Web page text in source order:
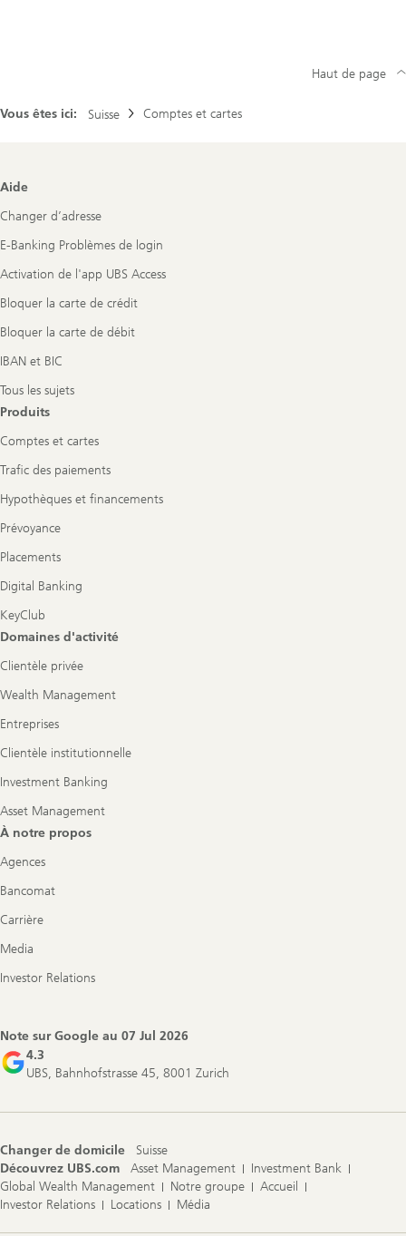
Vous êtes ici: Suisse Comptes et cartes
Haut de page
Footer
Aide
Changer d’adresse
E-Banking Problèmes de login
Activation de l'app UBS Access
Bloquer la carte de crédit
Bloquer la carte de débit
IBAN et BIC
Tous les sujets
Produits
Comptes et cartes
Trafic des paiements
Hypothèques et financements
Prévoyance
Placements
Digital Banking
KeyClub
Domaines d'activité
Clientèle privée
Wealth Management
Entreprises
Clientèle institutionnelle
Investment Banking
Asset Management
À notre propos
Agences
Bancomat
Carrière
Media
Investor Relations
Note sur Google au 07 Jul 2026
4.3
UBS, Bahnhofstrasse 45, 8001 Zurich
Changer de domicile
Suisse
Découvrez UBS.com
Asset Management
Investment Bank
Global Wealth Management
Notre groupe
Accueil
Investor Relations
Locations Média